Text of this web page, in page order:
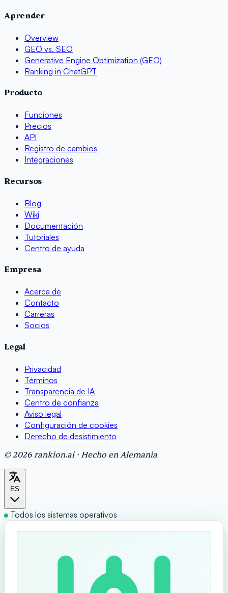
Aprender
Overview
GEO vs. SEO
Generative Engine Optimization (GEO)
Ranking in ChatGPT
Producto
Funciones
Precios
API
Registro de cambios
Integraciones
Recursos
Blog
Wiki
Documentación
Tutoriales
Centro de ayuda
Empresa
Acerca de
Contacto
Carreras
Socios
Legal
Privacidad
Términos
Transparencia de IA
Centro de confianza
Aviso legal
Configuración de cookies
Derecho de desistimiento
© 2026 rankion.ai · Hecho en Alemania
ES
Todos los sistemas operativos